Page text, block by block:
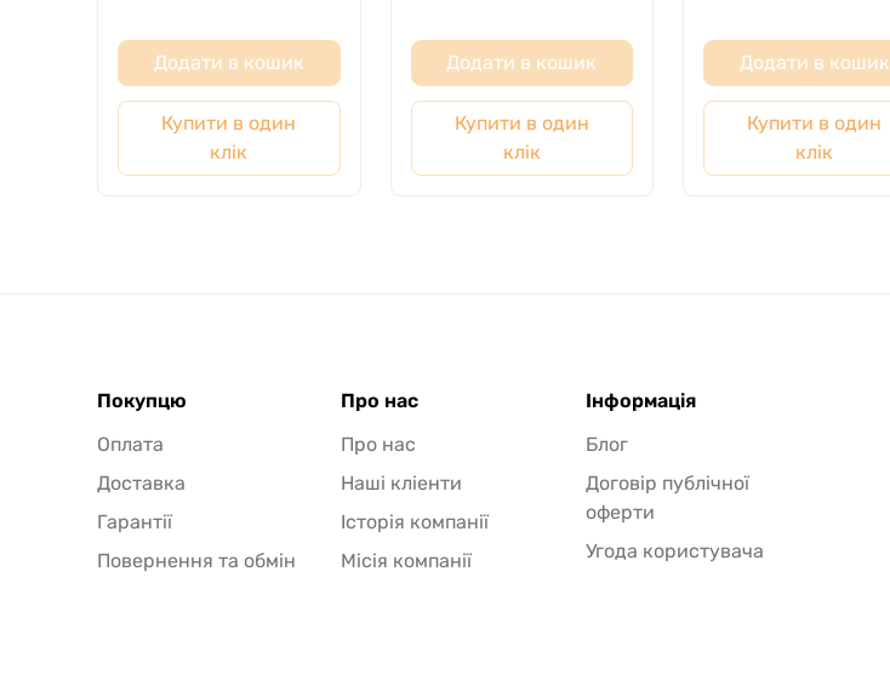
Додати в кошик
Купити в один
клік
Додати в кошик
Купити в один
клік
Додати в кошик
Купити в один
клік
Покупцю
Оплата
Доставка
Гарантії
Повернення та обмін
Про нас
Про нас
Наші кліенти
Історія компанії
Місія компанії
Інформація
Блог
Договір публічної
оферти
Угода користувача